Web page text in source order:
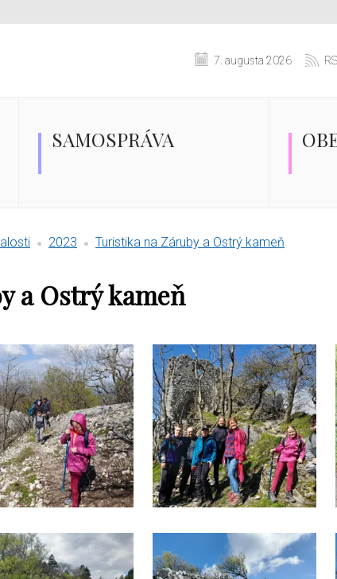
7. augusta 2026
SAMOSPRÁVA
2023 Turistika na Záruby a Ostrý kameň
a Ostrý kameň